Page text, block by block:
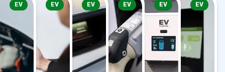
EV
EV
EV
EV
EV
EV